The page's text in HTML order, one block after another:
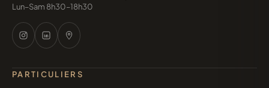
Lun–Sam 8h30–18h30
PARTICULIERS